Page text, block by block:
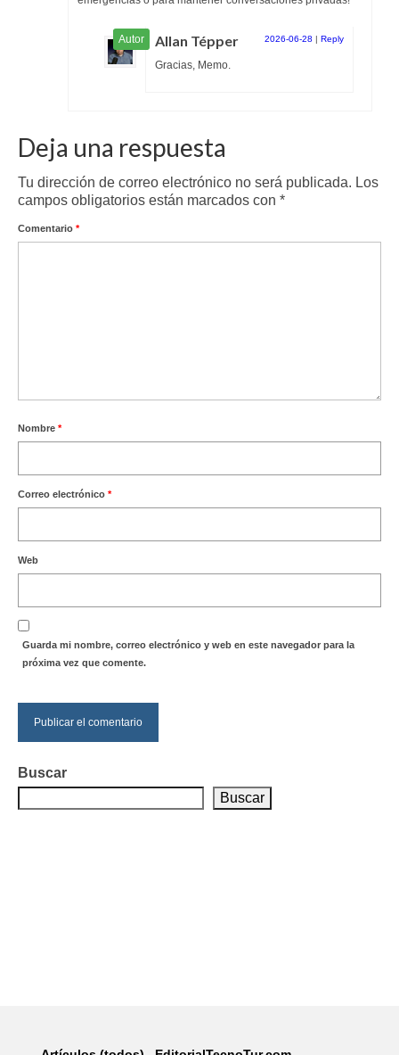
Allan Tépper 2026-06-28 | Reply
Gracias, Memo.
Deja una respuesta
Tu dirección de correo electrónico no será publicada. Los
campos obligatorios están marcados con *
Comentario *
Nombre *
Correo electrónico *
Web
Guarda mi nombre, correo electrónico y web en este navegador para la
próxima vez que comente.
Buscar
Buscar